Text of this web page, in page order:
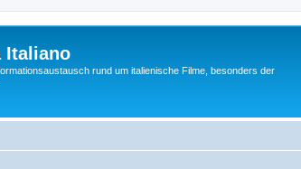
Italiano
rund um italienische Filme, besonders der